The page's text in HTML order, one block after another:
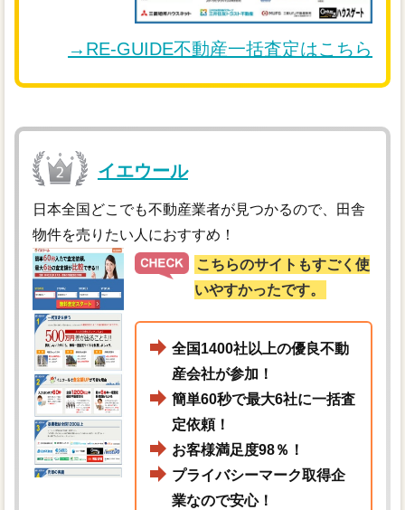
→RE-GUIDE不動産一括査定はこちら
イエウール
日本全国どこでも不動産業者が見つかるので、田舎
物件を売りたい人におすすめ！
こちらのサイトもすごく使
いやすかったです。
全国1400社以上の優良不動
産会社が参加！
簡単60秒で最大6社に一括査
定依頼！
お客様満足度98％！
プライバシーマーク取得企
業なので安心！